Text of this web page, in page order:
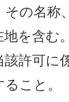
その名称
地を含む
許可に
こと。